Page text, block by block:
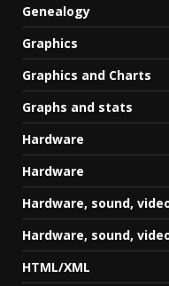
Genealogy
Graphics
Graphics and Charts
Graphs and stats
Hardware
Hardware
Hardware, sound,
Hardware, sound,
HTML/XML